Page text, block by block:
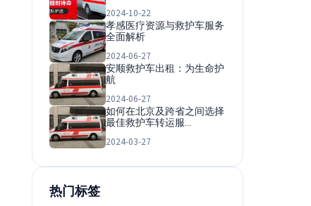
2024-10-22
孝感医疗资源与救护车服务
全面解析
2024-06-27
安顺救护车出租：为生命护
航
2024-06-27
如何在北京及跨省之间选择
最佳救护车转运服…
2024-03-27
热门标签